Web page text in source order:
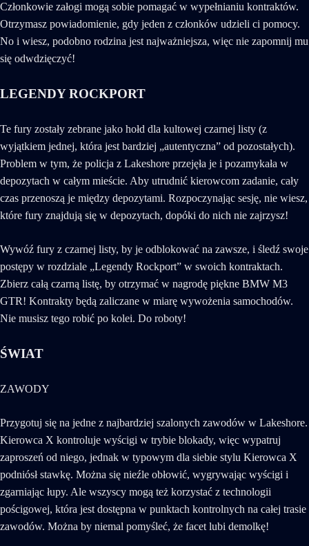
Członkowie załogi mogą sobie pomagać w wypełnianiu kontraktów.
Otrzymasz powiadomienie, gdy jeden z członków udzieli ci pomocy.
No i wiesz, podobno rodzina jest najważniejsza, więc nie zapomnij mu
się odwdzięczyć!
LEGENDY ROCKPORT
Te fury zostały zebrane jako hołd dla kultowej czarnej listy (z
wyjątkiem jednej, która jest bardziej „autentyczna” od pozostałych).
Problem w tym, że policja z Lakeshore przejęła je i pozamykała w
depozytach w całym mieście. Aby utrudnić kierowcom zadanie, cały
czas przenoszą je między depozytami. Rozpoczynając sesję, nie wiesz,
które fury znajdują się w depozytach, dopóki do nich nie zajrzysz!
Wywóź fury z czarnej listy, by je odblokować na zawsze, i śledź swoje
postępy w rozdziale „Legendy Rockport” w swoich kontraktach.
Zbierz całą czarną listę, by otrzymać w nagrodę piękne BMW M3
GTR! Kontrakty będą zaliczane w miarę wywożenia samochodów.
Nie musisz tego robić po kolei. Do roboty!
ŚWIAT
ZAWODY
Przygotuj się na jedne z najbardziej szalonych zawodów w Lakeshore.
Kierowca X kontroluje wyścigi w trybie blokady, więc wypatruj
zaproszeń od niego, jednak w typowym dla siebie stylu Kierowca X
podniósł stawkę. Można się nieźle obłowić, wygrywając wyścigi i
zgarniając łupy. Ale wszyscy mogą też korzystać z technologii
pościgowej, która jest dostępna w punktach kontrolnych na całej trasie
zawodów. Można by niemal pomyśleć, że facet lubi demolkę!